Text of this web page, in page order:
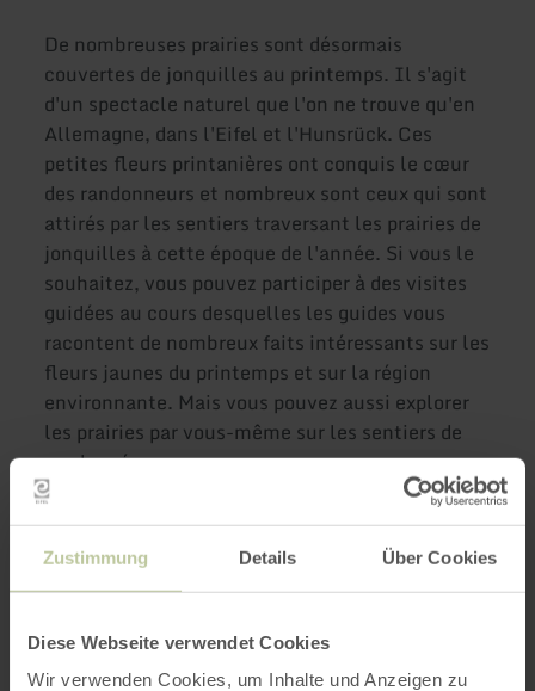
Zustimmung Details Über Cookies
Diese Webseite verwendet Cookies
Wir verwenden Cookies, um Inhalte und Anzeigen zu
De nombreuses prairies sont désormais
couvertes de jonquilles au printemps. Il s'agit
d'un spectacle naturel que l'on ne trouve qu'en
Allemagne, dans l'Eifel et l'Hunsrück. Ces
petites fleurs printanières ont conquis le cœur
des randonneurs et nombreux sont ceux qui sont
attirés par les sentiers traversant les prairies de
jonquilles à cette époque de l'année. Si vous le
souhaitez, vous pouvez participer à des visites
guidées au cours desquelles les guides vous
racontent de nombreux faits intéressants sur les
fleurs jaunes du printemps et sur la région
environnante. Mais vous pouvez aussi explorer
les prairies par vous-même sur les sentiers de
randonnée.
Plus
d'informations